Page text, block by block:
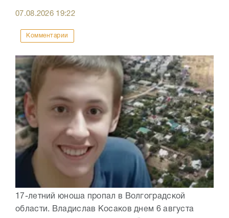
07.08.2026 19:22
Комментарии
17-летний юноша пропал в Волгоградской
области. Владислав Косаков днем 6 августа